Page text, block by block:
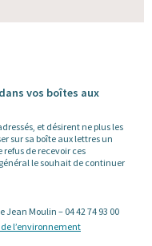
vos boîtes aux
et désirent ne plus les
sur sa boîte aux lettres un
de recevoir ces
le souhait de continuer
Jean Moulin – 04 42 74 93 00
l’environnement